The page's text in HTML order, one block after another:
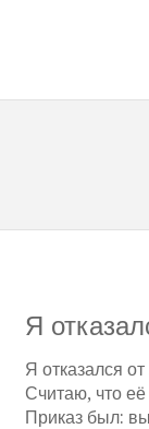
Я
Я отказался
Считаю, что
Приказ был: